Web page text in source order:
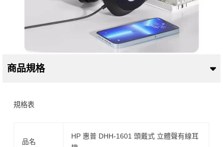
商品規格
規格表
品名
HP 惠普 DHH-1601 頭戴式 立體聲有線耳